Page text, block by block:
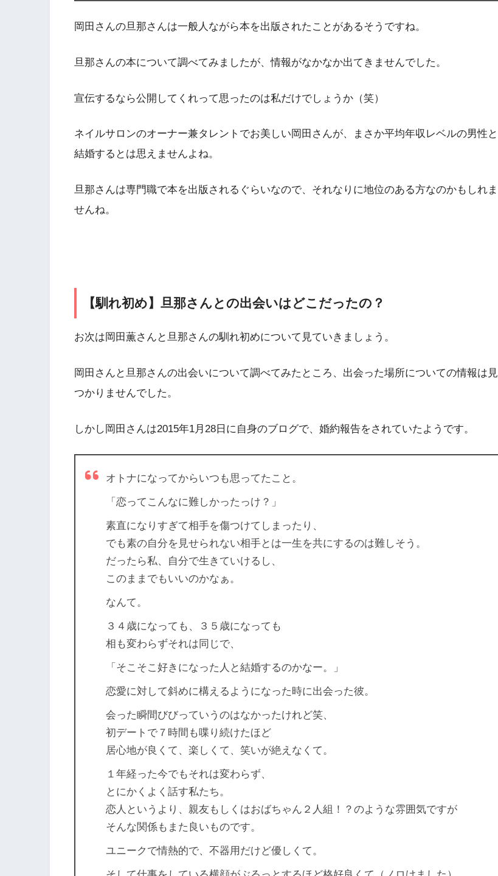
岡田さんの旦那さんは一般人ながら本を出版されたことがあるそうですね。
旦那さんの本について調べてみましたが、情報がなかなか出てきませんでした。
宣伝するなら公開してくれって思ったのは私だけでしょうか（笑）
ネイルサロンのオーナー兼タレントでお美しい岡田さんが、まさか平均年収レベルの男性と
結婚するとは思えませんよね。
旦那さんは専門職で本を出版されるぐらいなので、それなりに地位のある方なのかもしれま
せんね。
【馴れ初め】旦那さんとの出会いはどこだったの？
お次は岡田薫さんと旦那さんの馴れ初めについて見ていきましょう。
岡田さんと旦那さんの出会いについて調べてみたところ、出会った場所についての情報は見
つかりませんでした。
しかし岡田さんは2015年1月28日に自身のブログで、婚約報告をされていたようです。
オトナになってからいつも思ってたこと。
「恋ってこんなに難しかったっけ？」
素直になりすぎて相手を傷つけてしまったり、
でも素の自分を見せられない相手とは一生を共にするのは難しそう。
だったら私、自分で生きていけるし、
このままでもいいのかなぁ。
なんて。
３４歳になっても、３５歳になっても
相も変わらずそれは同じで、
「そこそこ好きになった人と結婚するのかなー。」
恋愛に対して斜めに構えるようになった時に出会った彼。
会った瞬間びびっていうのはなかったけれど笑、
初デートで７時間も喋り続けたほど
居心地が良くて、楽しくて、笑いが絶えなくて。
１年経った今でもそれは変わらず、
とにかくよく話す私たち。
恋人というより、親友もしくはおばちゃん２人組！？のような雰囲気ですが
そんな関係もまた良いものです。
ユニークで情熱的で、不器用だけど優しくて。